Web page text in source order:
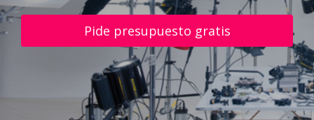
Pide presupuesto gratis